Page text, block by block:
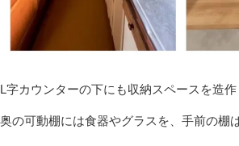
L字カウンターの下にも収納スペースを造作
奥の可動棚には食器やグラスを、手前の棚